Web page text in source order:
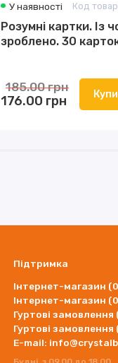
У наявності Код
Розумні картки. Із
зроблено. 30
176.00 грн
185.00 грн
Підтримка
Інтернет-магазин
Інтернет-магазин
Гуртові
Гуртові
E-mail: